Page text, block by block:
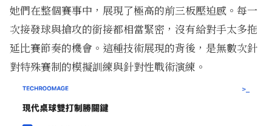
她們在整個賽事中，展現了極高的前三板壓迫感。每一
次接發球與搶攻的銜接都相當緊密，沒有給對手太多拖
延比賽節奏的機會。這種技術展現的背後，是無數次針
對特殊賽制的模擬訓練與針對性戰術演練。